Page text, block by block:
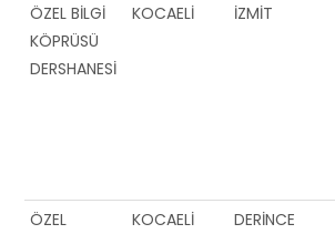
ÖZEL BİLGİ
KÖPRÜSÜ
DERSHANESİ
KOCAELİ İZMİT
ÖZEL
KOCAELİ DERİNCE